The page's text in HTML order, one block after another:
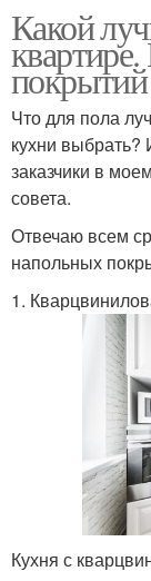
Какой
Что для пола
кухни выбрать?
заказчики в
совета.
Отвечаю всем
напольных
1.
Кухня с